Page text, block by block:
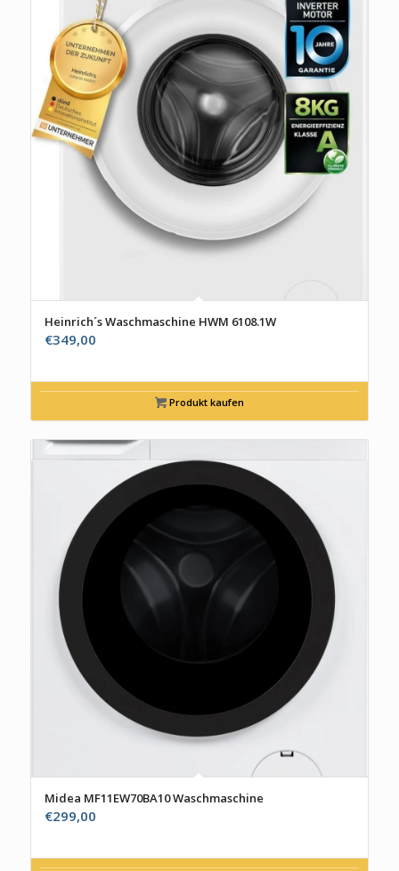
Heinrich´s Waschmaschine HWM 6108.1W
€349,00
Produkt kaufen
Midea MF11EW70BA10 Waschmaschine
€299,00